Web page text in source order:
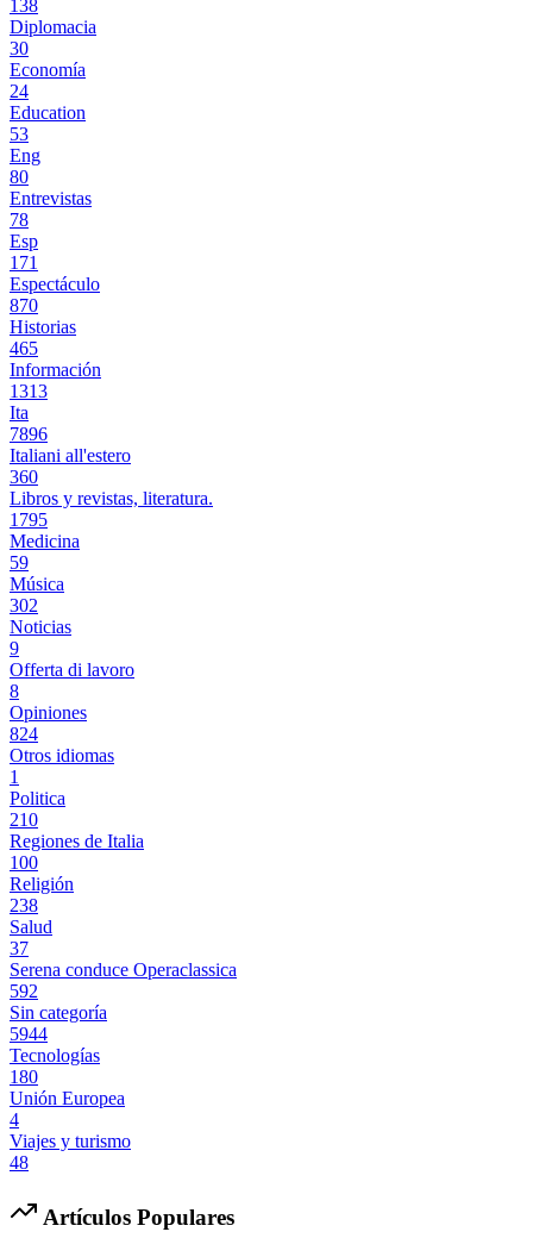
138
Diplomacia
30
Economía
24
Education
53
Eng
80
Entrevistas
78
Esp
171
Espectáculo
870
Historias
465
Información
1313
Ita
7896
Italiani all'estero
360
Libros y revistas, literatura.
1795
Medicina
59
Música
302
Noticias
9
Offerta di lavoro
8
Opiniones
824
Otros idiomas
1
Politica
210
Regiones de Italia
100
Religión
238
Salud
37
Serena conduce Operaclassica
592
Sin categoría
5944
Tecnologías
180
Unión Europea
4
Viajes y turismo
48
Artículos Populares